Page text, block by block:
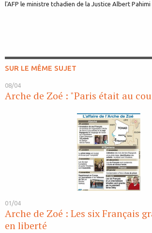
l'AFP le ministre tchadien de la Justice Albert Pahimi
SUR LE MÊME SUJET
08/04
Arche de Zoé : "Paris était au
01/04
Arche de Zoé : Les six Français
en liberté